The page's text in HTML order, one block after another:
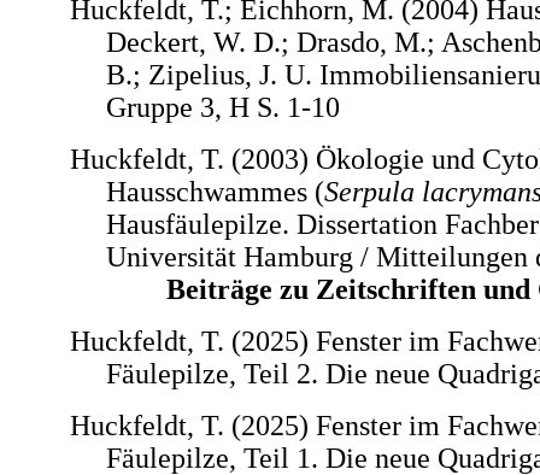
Huckfeldt, T.; Eichhorn, M. (2004)
Deckert, W. D.; Drasdo, M.;
B.; Zipelius, J. U.
Gruppe 3, H S. 1-10
Huckfeldt, T. (2003) Ökologie und
Hausschwammes (Serpula
Hausfäulepilze. Dissertation
Universität Hamburg / Mitteilungen
Beiträge zu Zeitschriften und
Huckfeldt, T. (2025) Fenster im
Fäulepilze, Teil 2. Die neue
Huckfeldt, T. (2025) Fenster im
Fäulepilze, Teil 1. Die neue